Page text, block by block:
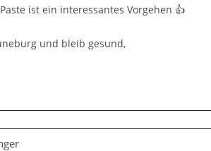
ist ein interessantes Vorgehen 👍
und bleib gesund,